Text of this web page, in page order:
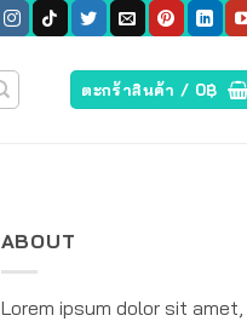
ตะกร้าสินค้า / 0฿
ABOUT
Lorem ipsum dolor sit amet,